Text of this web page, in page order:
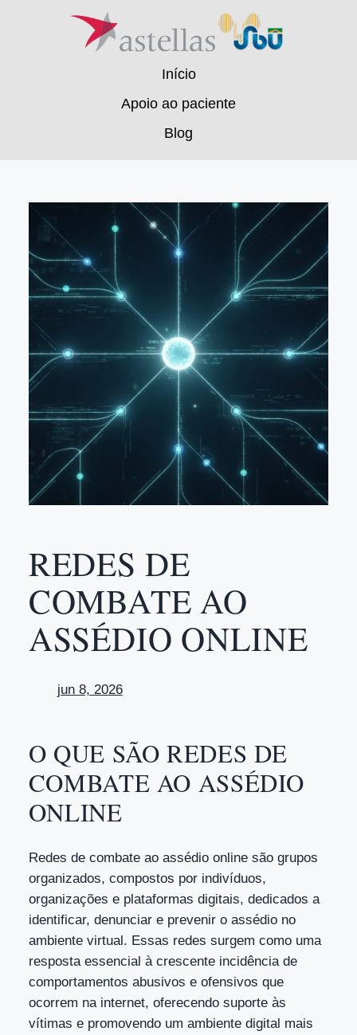
Início
Apoio ao paciente
Blog
REDES DE
COMBATE AO
ASSÉDIO ONLINE
jun 8, 2026
O QUE SÃO REDES DE
COMBATE AO ASSÉDIO
ONLINE
Redes de combate ao assédio online são grupos
organizados, compostos por indivíduos,
organizações e plataformas digitais, dedicados a
identificar, denunciar e prevenir o assédio no
ambiente virtual. Essas redes surgem como uma
resposta essencial à crescente incidência de
comportamentos abusivos e ofensivos que
ocorrem na internet, oferecendo suporte às
vítimas e promovendo um ambiente digital mais